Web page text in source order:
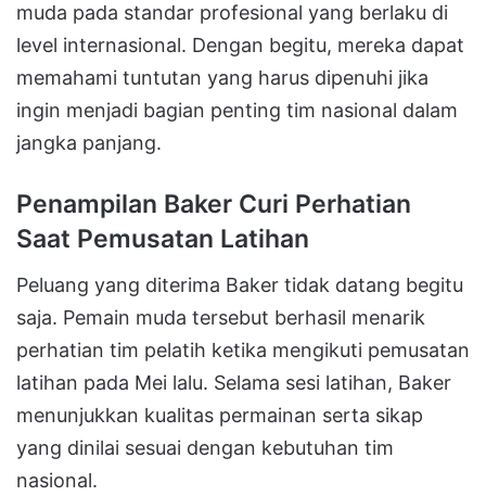
muda pada standar profesional yang berlaku di
level internasional. Dengan begitu, mereka dapat
memahami tuntutan yang harus dipenuhi jika
ingin menjadi bagian penting tim nasional dalam
jangka panjang.
Penampilan Baker Curi Perhatian
Saat Pemusatan Latihan
Peluang yang diterima Baker tidak datang begitu
saja. Pemain muda tersebut berhasil menarik
perhatian tim pelatih ketika mengikuti pemusatan
latihan pada Mei lalu. Selama sesi latihan, Baker
menunjukkan kualitas permainan serta sikap
yang dinilai sesuai dengan kebutuhan tim
nasional.